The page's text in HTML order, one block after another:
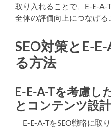
取り入れることで、E-E-A-
全体の評価向上につなげる
SEO対策とE-
る方法
E-E-A-Tを考慮し
とコンテンツ設計
E-E-A-TをSEO戦略に取